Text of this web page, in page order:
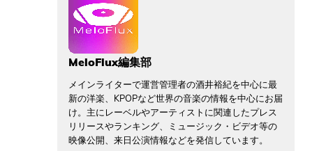
MeloFlux編集部
メインライターで運営管理者の酒井裕紀を中心に最
新の洋楽、KPOPなど世界の音楽の情報を中心にお届
け。主にレーベルやアーティストに関連したプレス
リリースやランキング、ミュージック・ビデオ等の
映像公開、来日公演情報などを発信しています。